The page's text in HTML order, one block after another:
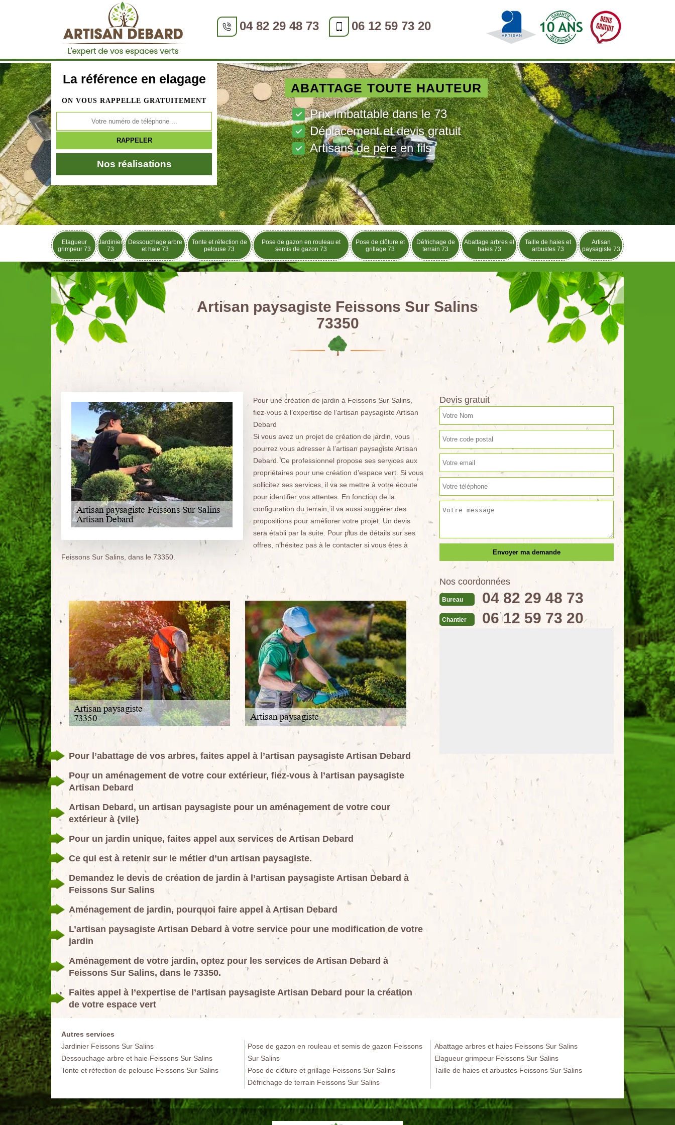
04 82 29 48 73 06 12 59 73 20
La référence en elagage
ON VOUS RAPPELLE GRATUITEMENT
Nos réalisations
ABATTAGE TOUTE HAUTEUR
Prix imbattable dans le 73
Déplacement et devis gratuit
Artisans de père en fils
Elagueur
grimpeur 73
Jardinier
73
Dessouchage arbre
et haie 73
Tonte et réfection de
pelouse 73
Pose de gazon en rouleau et
semis de gazon 73
Pose de clôture et
grillage 73
Défrichage de
terrain 73
Abattage arbres et
haies 73
Taille de haies et
arbustes 73
Artisan
paysagiste 73
Artisan paysagiste Feissons Sur Salins
73350
Pour une création de jardin à Feissons Sur Salins,
fiez-vous à l’expertise de l’artisan paysagiste Artisan
Debard
Si vous avez un projet de création de jardin, vous
pourrez vous adresser à l’artisan paysagiste Artisan
Debard. Ce professionnel propose ses services aux
propriétaires pour une création d’espace vert. Si vous
sollicitez ses services, il va se mettre à votre écoute
pour identifier vos attentes. En fonction de la
configuration du terrain, il va aussi suggérer des
propositions pour améliorer votre projet. Un devis
sera établi par la suite. Pour plus de détails sur ses
offres, n’hésitez pas à le contacter si vous êtes à
Feissons Sur Salins, dans le 73350.
Pour l’abattage de vos arbres, faites appel à l’artisan paysagiste Artisan Debard
Pour un aménagement de votre cour extérieur, fiez-vous à l’artisan paysagiste
Artisan Debard
Artisan Debard, un artisan paysagiste pour un aménagement de votre cour
extérieur à {vile}
Pour un jardin unique, faites appel aux services de Artisan Debard
Ce qui est à retenir sur le métier d’un artisan paysagiste.
Demandez le devis de création de jardin à l’artisan paysagiste Artisan Debard à
Feissons Sur Salins
Aménagement de jardin, pourquoi faire appel à Artisan Debard
L’artisan paysagiste Artisan Debard à votre service pour une modification de votre
jardin
Aménagement de votre jardin, optez pour les services de Artisan Debard à
Feissons Sur Salins, dans le 73350.
Faites appel à l’expertise de l’artisan paysagiste Artisan Debard pour la création
de votre espace vert
Devis gratuit
Nos coordonnées
Bureau 04 82 29 48 73
Chantier 06 12 59 73 20
Autres services
Jardinier Feissons Sur Salins
Dessouchage arbre et haie Feissons Sur Salins
Tonte et réfection de pelouse Feissons Sur Salins
Pose de gazon en rouleau et semis de gazon Feissons
Sur Salins
Pose de clôture et grillage Feissons Sur Salins
Défrichage de terrain Feissons Sur Salins
Abattage arbres et haies Feissons Sur Salins
Elagueur grimpeur Feissons Sur Salins
Taille de haies et arbustes Feissons Sur Salins